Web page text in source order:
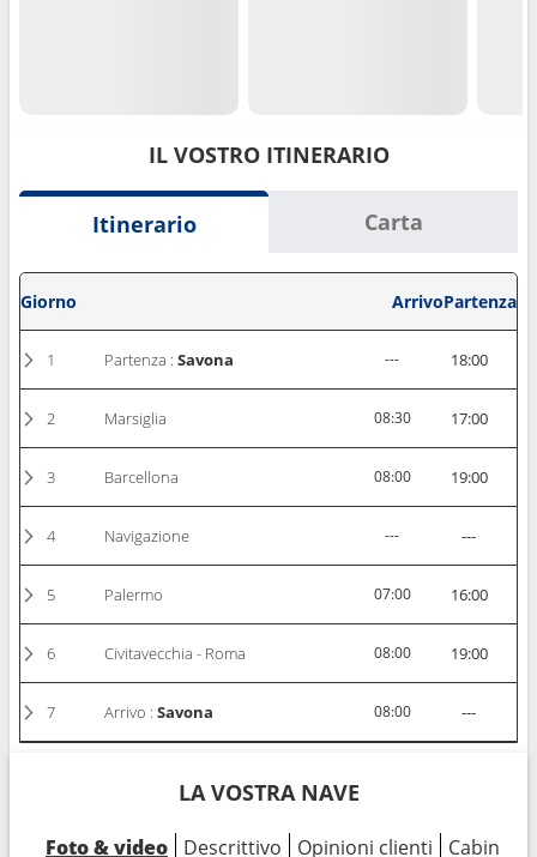
IL VOSTRO ITINERARIO
Itinerario Carta
Giorno ArrivoPartenza
1 Partenza :Savona --- 18:00
2 Marsiglia 08:30 17:00
3 Barcellona 08:00 19:00
4 Navigazione --- ---
5 Palermo 07:00 16:00
6 Civitavecchia - Roma 08:00 19:00
7 Arrivo :Savona 08:00 ---
LA VOSTRA NAVE
Foto & video Descrittivo Opinioni clienti Cabine